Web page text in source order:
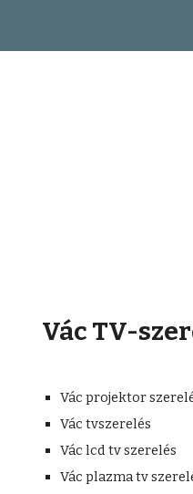
Skip to
Vác TV-
Vác projektor
Vác tvszerelés
Vác lcd tv szerelés
Vác plazma tv